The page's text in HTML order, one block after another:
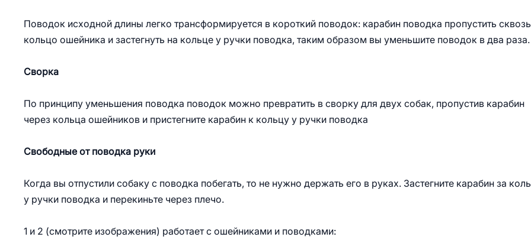
Поводок исходной длины легко трансформируется в короткий поводок: карабин поводка пропустить сквозь
кольцо ошейника и застегнуть на кольце у ручки поводка, таким образом вы уменьшите поводок в два раза.
Сворка
По принципу уменьшения поводка поводок можно превратить в сворку для двух собак, пропустив карабин
через кольца ошейников и пристегните карабин к кольцу у ручки поводка
Свободные от поводка руки
Когда вы отпустили собаку с поводка побегать, то не нужно держать его в руках. Застегните карабин за
у ручки поводка и перекиньте через плечо.
1 и 2 (смотрите изображения) работает с ошейниками и поводками: